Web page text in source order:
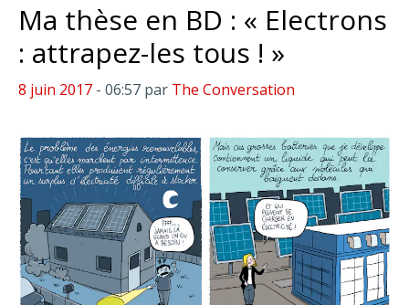
Ma thèse en BD : « Electrons
: attrapez-les tous ! »
8 juin 2017 - 06:57 par The Conversation